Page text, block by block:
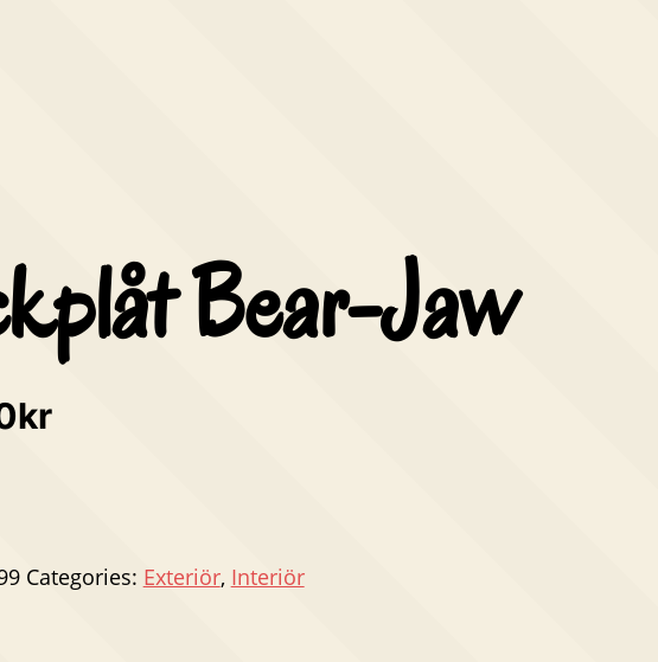
Bear-Jaw
kr
Categories: Exteriör, Interiör